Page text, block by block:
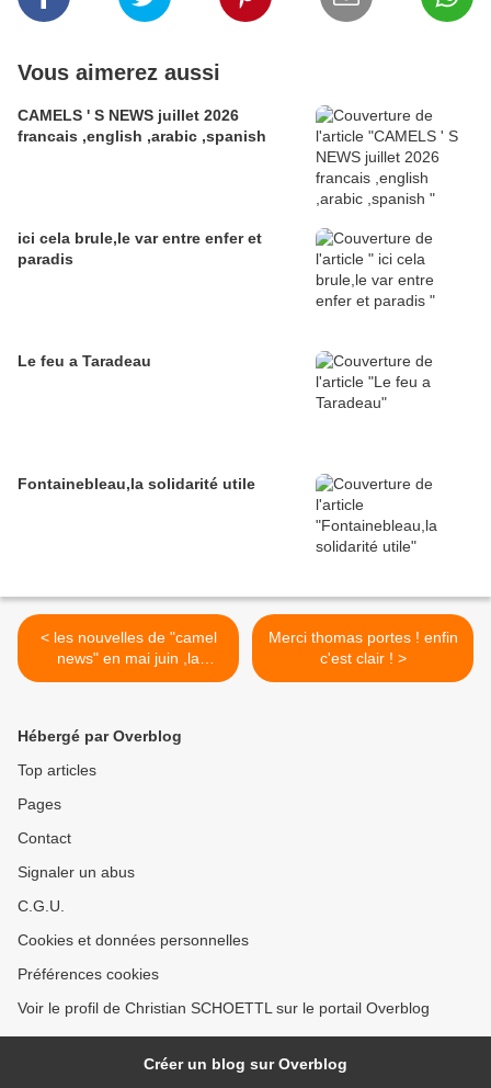
Vous aimerez aussi
CAMELS ' S NEWS juillet 2026
francais ,english ,arabic ,spanish
ici cela brule,le var entre enfer et
paradis
Le feu a Taradeau
Fontainebleau,la solidarité utile
< les nouvelles de "camel
news" en mai juin ,la
fédération sur tous les
Merci thomas portes ! enfin
c'est clair ! >
Hébergé par Overblog
Top articles
Pages
Contact
Signaler un abus
C.G.U.
Cookies et données personnelles
Préférences cookies
Voir le profil de Christian SCHOETTL sur le portail Overblog
Créer un blog sur Overblog